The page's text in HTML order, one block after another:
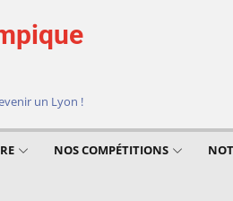
un Lyon !
NOS COMPÉTITIONS